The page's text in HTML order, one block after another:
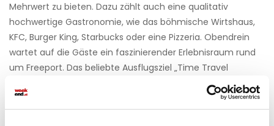
Mehrwert zu bieten. Dazu zählt auch eine qualitativ
hochwertige Gastronomie, wie das böhmische Wirtshaus,
KFC, Burger King, Starbucks oder eine Pizzeria. Obendrein
wartet auf die Gäste ein faszinierender Erlebnisraum rund
um Freeport. Das beliebte Ausflugsziel „Time Travel
Museum Terra Technik“ präsentiert die Welt der Jukeboxen,
Flipper bis hin zu den modernen Computer und
Entertainment-Games. Merlins Tier- und Kinderwelt bietet